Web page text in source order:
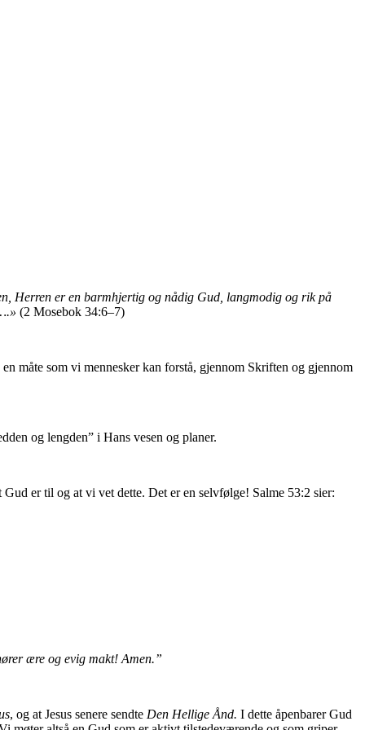
Herren er en barmhjertig og nådig Gud, langmodig og rik på
(2 Mosebok 34:6–7)
måte som vi mennesker kan forstå, gjennom Skriften og gjennom
og lengden” i Hans vesen og planer.
er til og at vi vet dette. Det er en selvfølge! Salme 53:2 sier:
ære og evig makt! Amen.”
, og at Jesus senere sendte Den Hellige Ånd. I dette åpenbarer Gud